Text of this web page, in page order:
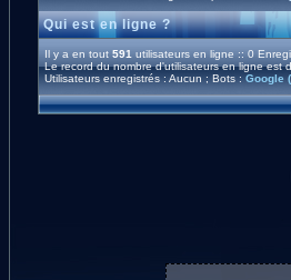
Qui est en ligne ?
Il y a en tout 591 utilisateurs en ligne :: 0
Le record du nombre d'utilisateurs en ligne est
Utilisateurs enregistrés : Aucun ; Bots : Google